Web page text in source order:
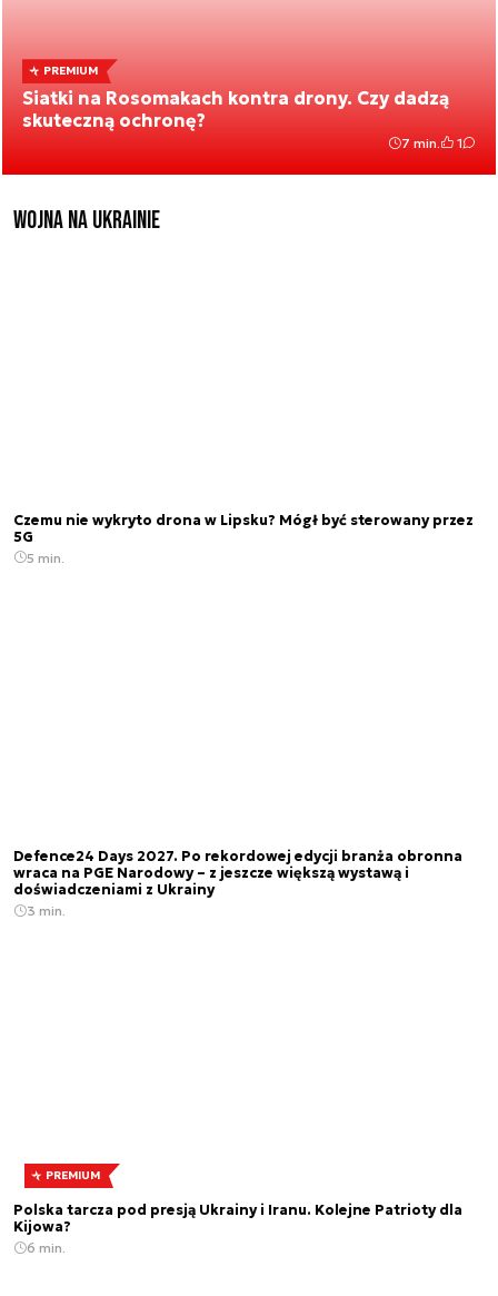
PREMIUM
Siatki na Rosomakach kontra drony. Czy dadzą
skuteczną ochronę?
7 min. 1
Wojna na Ukrainie
Czemu nie wykryto drona w Lipsku? Mógł być sterowany przez
5G
5 min.
Defence24 Days 2027. Po rekordowej edycji branża obronna
wraca na PGE Narodowy – z jeszcze większą wystawą i
doświadczeniami z Ukrainy
3 min.
PREMIUM
Polska tarcza pod presją Ukrainy i Iranu. Kolejne Patrioty dla
Kijowa?
6 min.